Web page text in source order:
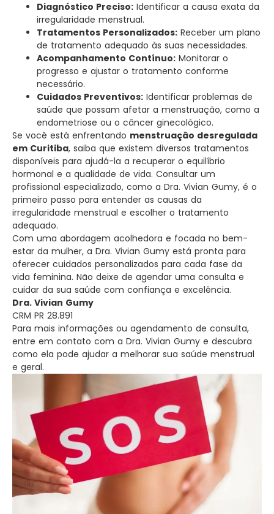
Diagnóstico Preciso: Identificar a causa exata da
irregularidade menstrual.
Tratamentos Personalizados: Receber um plano
de tratamento adequado às suas necessidades.
Acompanhamento Contínuo: Monitorar o
progresso e ajustar o tratamento conforme
necessário.
Cuidados Preventivos: Identificar problemas de
saúde que possam afetar a menstruação, como a
endometriose ou o câncer ginecológico.
Se você está enfrentando menstruação desregulada
em Curitiba, saiba que existem diversos tratamentos
disponíveis para ajudá-la a recuperar o equilíbrio
hormonal e a qualidade de vida. Consultar um
profissional especializado, como a Dra. Vivian Gumy, é o
primeiro passo para entender as causas da
irregularidade menstrual e escolher o tratamento
adequado.
Com uma abordagem acolhedora e focada no bem-
estar da mulher, a Dra. Vivian Gumy está pronta para
oferecer cuidados personalizados para cada fase da
vida feminina. Não deixe de agendar uma consulta e
cuidar da sua saúde com confiança e excelência.
Dra. Vivian Gumy
CRM PR 28.891
Para mais informações ou agendamento de consulta,
entre em contato com a Dra. Vivian Gumy e descubra
como ela pode ajudar a melhorar sua saúde menstrual
e geral.